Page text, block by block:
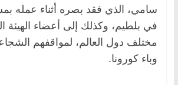
سامي، الذي فقد بصره أثناء عمله
في بلطيم، وكذلك إلى أعضاء الهيئة
مختلف دول العالم، لمواقفهم
وباء كورونا.